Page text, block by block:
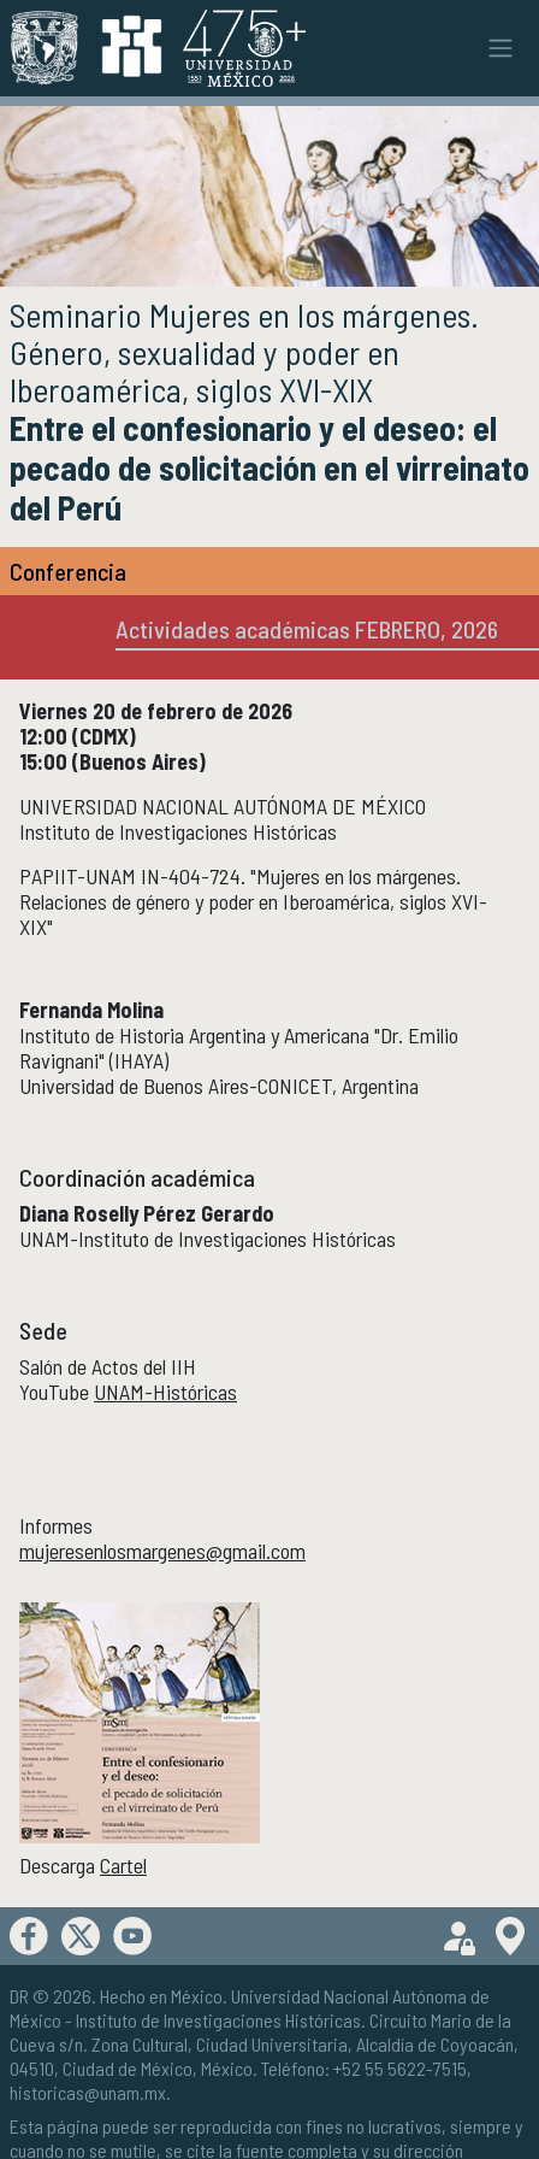
Pasar al contenido principal
Instituto
INSTITUTO
Objetivos y funciones
Misión y visión
Ejes estratégicos
Directorio y planta académica
Documentos institucionales
Órganos colegiados
Normatividad y gestiones
Investigación
INVESTIGACIÓN
Áreas de investigación e investigadores
Proyectos de investigación
Seminarios
Micrositios
Investigación posdoctoral
Actividades académicas
ACTIVIDADES ACADÉMICAS
Actividades académicas por año
Formación
FORMACIÓN
Posgrado
Olimpiadas
Servicio Social
Próximamente
Cursos y diplomados concluidos
Revistas académicas
Normas y políticas editoriales
Librería
Comunicación Pública de la Historia
COMUNICACIÓN PÚBLICA DE LA HISTORIA
Serie editorial Históricas Comunicación Pública
Acervos
BIBLIOTECA
Boletín
Recursos en línea
Repositorio Institucional Históricas UNAM
Unidad Oaxaca
UNIDAD OAXACA
Investigación
Investigadores
Docencia y vinculación
Actividades académicas
Género y Ética
GÉNERO Y ÉTICA
Seminario Mujeres en los márgenes.
Género, sexualidad y poder en
Iberoamérica, siglos XVI-XIX
Entre el confesionario y el deseo: el
pecado de solicitación en el virreinato
del Perú
Conferencia
Actividades académicas FEBRERO, 2026
Viernes 20 de febrero de 2026
12:00 (CDMX)
15:00 (Buenos Aires)
UNIVERSIDAD NACIONAL AUTÓNOMA DE MÉXICO
Instituto de Investigaciones Históricas
PAPIIT-UNAM IN-404-724. "Mujeres en los márgenes.
Relaciones de género y poder en Iberoamérica, siglos XVI-
XIX"
Fernanda Molina
Instituto de Historia Argentina y Americana "Dr. Emilio
Ravignani" (IHAYA)
Universidad de Buenos Aires-CONICET, Argentina
Coordinación académica
Diana Roselly Pérez Gerardo
UNAM-Instituto de Investigaciones Históricas
Sede
Salón de Actos del IIH
YouTube UNAM-Históricas
Informes
mujeresenlosmargenes@gmail.com
Descarga Cartel
DR © 2026. Hecho en México. Universidad Nacional Autónoma de
México - Instituto de Investigaciones Históricas. Circuito Mario de la
Cueva s/n. Zona Cultural, Ciudad Universitaria, Alcaldía de Coyoacán,
04510, Ciudad de México, México. Teléfono: +52 55 5622-7515,
historicas@unam.mx.
Esta página puede ser reproducida con fines no lucrativos, siempre y
cuando no se mutile, se cite la fuente completa y su dirección